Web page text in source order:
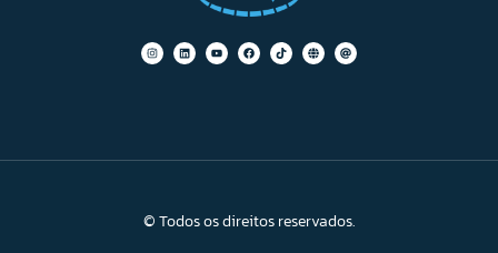
© Todos os direitos reservados.